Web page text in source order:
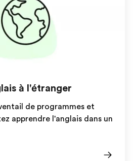
à l'étranger
de programmes et
apprendre l'anglais dans un